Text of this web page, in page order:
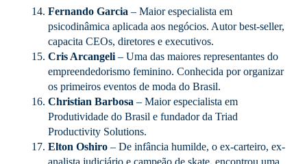
Fernando Garcia – Maior especialista em
psicodinâmica aplicada aos negócios. Autor best-seller,
capacita CEOs, diretores e executivos.
Cris Arcangeli – Uma das maiores representantes do
empreendedorismo feminino. Conhecida por organizar
os primeiros eventos de moda do Brasil.
Christian Barbosa – Maior especialista em
Produtividade do Brasil e fundador da Triad
Productivity Solutions.
Elton Oshiro – De infância humilde, o ex-carteiro, ex-